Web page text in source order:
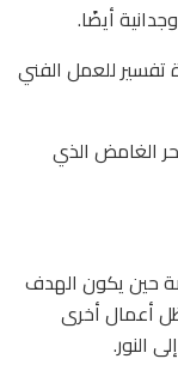
أيضًا.
للعمل الفني
الغامض الذي
حين يكون الهدف
أعمال أخرى
النور.